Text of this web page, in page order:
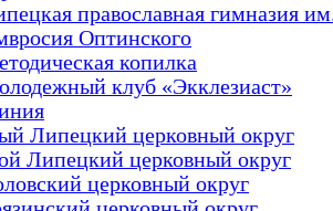
православная гимназия
Оптинского
копилка
клуб «Экклезиаст»
Липецкий церковный округ
Липецкий церковный округ
церковный округ